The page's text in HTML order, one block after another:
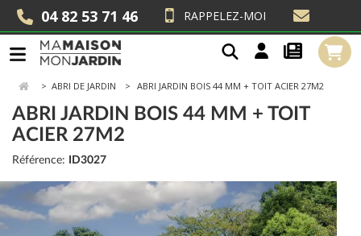
04 82 53 71 46 RAPPELEZ-MOI
> ABRI DE JARDIN ABRI JARDIN BOIS 44 MM + TOIT ACIER 27M2
ABRI JARDIN BOIS 44 MM + TOIT
ACIER 27M2
Référence: ID3027